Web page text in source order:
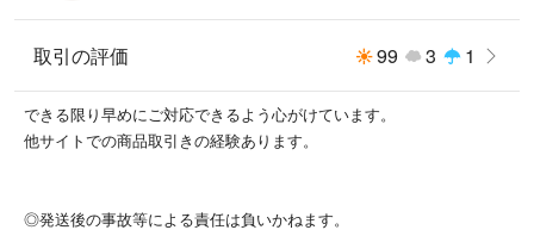
取引の評価 99 3 1
できる限り早めにご対応できるよう心がけています。
他サイトでの商品取引きの経験あります。
◎発送後の事故等による責任は負いかねます。